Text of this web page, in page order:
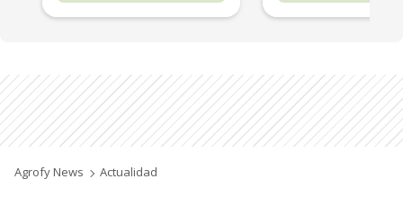
Agrofy News Actualidad